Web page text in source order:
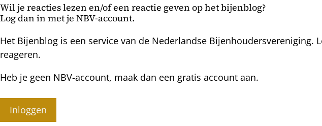
Wil je reacties lezen en/of een reactie geven op het bijenblog?
Log dan in met je NBV-account.
Het Bijenblog is een service van de Nederlandse Bijenhoudersvereniging.
reageren.
Heb je geen NBV-account, maak dan een gratis account aan.
Inloggen